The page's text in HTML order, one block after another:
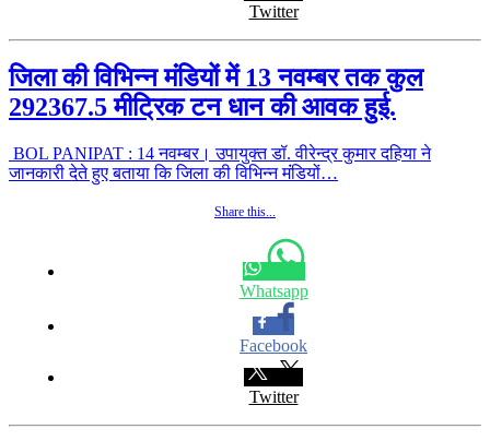
Twitter
जिला की विभिन्न मंंडियों में 13 नवम्बर तक कुल
292367.5 मीट्रिक टन धान की आवक हुई.
BOL PANIPAT : 14 नवम्बर। उपायुक्त डॉ. वीरेन्द्र कुमार दहिया ने
जानकारी देते हुए बताया कि जिला की विभिन्न मंंडियों…
Share this...
Whatsapp
Facebook
Twitter